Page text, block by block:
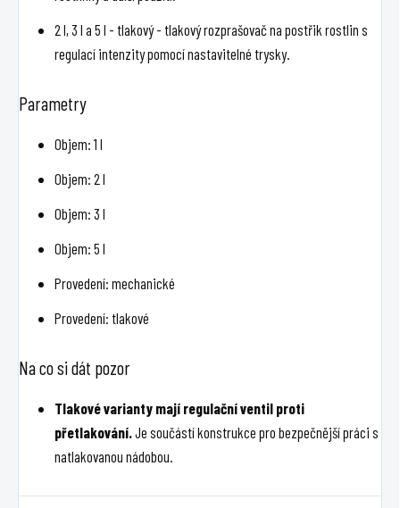
2 l, 3 l a 5 l - tlakový - tlakový rozprašovač na postřik rostlin s
regulací intenzity pomocí nastavitelné trysky.
Parametry
Objem: 1 l
Objem: 2 l
Objem: 3 l
Objem: 5 l
Provedení: mechanické
Provedení: tlakové
Na co si dát pozor
Tlakové varianty mají regulační ventil proti
přetlakování. Je součástí konstrukce pro bezpečnější práci s
natlakovanou nádobou.